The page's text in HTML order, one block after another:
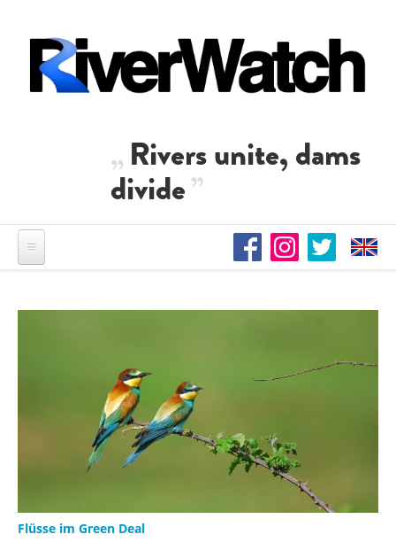
Rivers unite, dams
divide
Flüsse im Green Deal